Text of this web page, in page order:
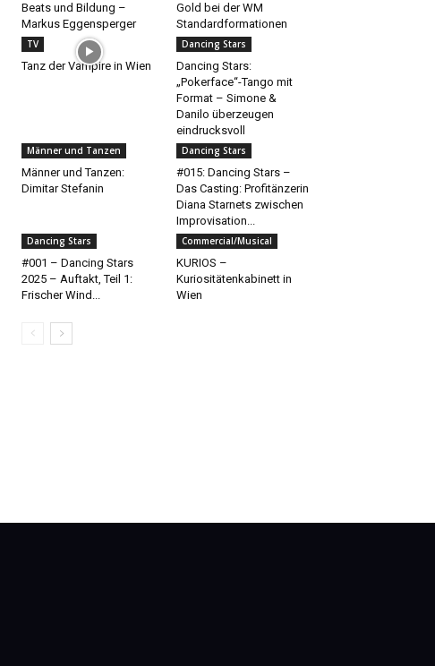
Beats und Bildung –
Markus Eggensperger
Gold bei der WM
Standardformationen
TV
Tanz der Vampire in Wien
Dancing Stars
Dancing Stars:
„Pokerface“-Tango mit
Format – Simone &
Danilo überzeugen
eindrucksvoll
Männer und Tanzen
Männer und Tanzen:
Dimitar Stefanin
Dancing Stars
#015: Dancing Stars –
Das Casting: Profitänzerin
Diana Starnets zwischen
Improvisation...
Dancing Stars
#001 – Dancing Stars
2025 – Auftakt, Teil 1:
Frischer Wind...
Commercial/Musical
KURIOS –
Kuriositätenkabinett in
Wien